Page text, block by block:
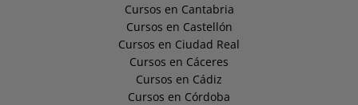
Cursos en Cantabria
Cursos en Castellón
Cursos en Ciudad Real
Cursos en Cáceres
Cursos en Cádiz
Cursos en Córdoba